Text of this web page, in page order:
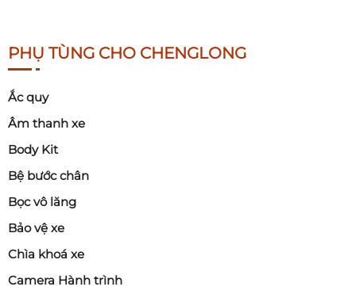
PHỤ TÙNG CHO CHENGLONG
Ắc quy
Âm thanh xe
Body Kit
Bệ bước chân
Bọc vô lăng
Bảo vệ xe
Chìa khoá xe
Camera Hành trình